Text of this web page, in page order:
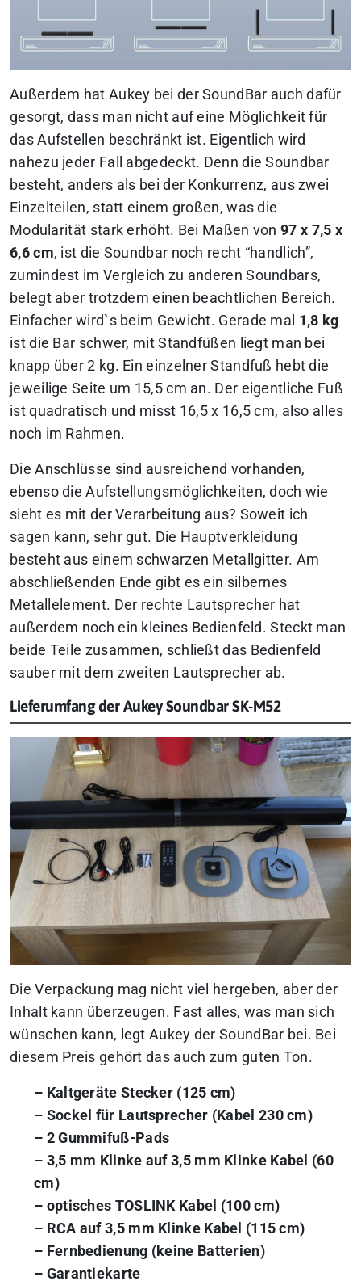
Außerdem hat Aukey bei der SoundBar auch dafür
gesorgt, dass man nicht auf eine Möglichkeit für
das Aufstellen beschränkt ist. Eigentlich wird
nahezu jeder Fall abgedeckt. Denn die Soundbar
besteht, anders als bei der Konkurrenz, aus zwei
Einzelteilen, statt einem großen, was die
Modularität stark erhöht. Bei Maßen von 97 x 7,5 x
6,6 cm, ist die Soundbar noch recht “handlich”,
zumindest im Vergleich zu anderen Soundbars,
belegt aber trotzdem einen beachtlichen Bereich.
Einfacher wird`s beim Gewicht. Gerade mal 1,8 kg
ist die Bar schwer, mit Standfüßen liegt man bei
knapp über 2 kg. Ein einzelner Standfuß hebt die
jeweilige Seite um 15,5 cm an. Der eigentliche Fuß
ist quadratisch und misst 16,5 x 16,5 cm, also alles
noch im Rahmen.
Die Anschlüsse sind ausreichend vorhanden,
ebenso die Aufstellungsmöglichkeiten, doch wie
sieht es mit der Verarbeitung aus? Soweit ich
sagen kann, sehr gut. Die Hauptverkleidung
besteht aus einem schwarzen Metallgitter. Am
abschließenden Ende gibt es ein silbernes
Metallelement. Der rechte Lautsprecher hat
außerdem noch ein kleines Bedienfeld. Steckt man
beide Teile zusammen, schließt das Bedienfeld
sauber mit dem zweiten Lautsprecher ab.
Lieferumfang der Aukey Soundbar SK-M52
Die Verpackung mag nicht viel hergeben, aber der
Inhalt kann überzeugen. Fast alles, was man sich
wünschen kann, legt Aukey der SoundBar bei. Bei
diesem Preis gehört das auch zum guten Ton.
– Kaltgeräte Stecker (125 cm)
– Sockel für Lautsprecher (Kabel 230 cm)
– 2 Gummifuß-Pads
– 3,5 mm Klinke auf 3,5 mm Klinke Kabel (60
cm)
– optisches TOSLINK Kabel (100 cm)
– RCA auf 3,5 mm Klinke Kabel (115 cm)
– Fernbedienung (keine Batterien)
– Garantiekarte